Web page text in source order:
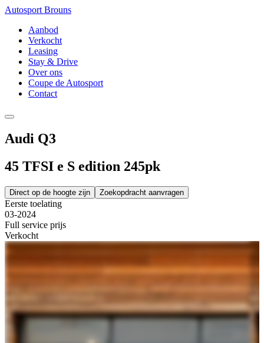
Autosport Brouns
Aanbod
Verkocht
Leasing
Stay & Drive
Over ons
Coupe de Autosport
Contact
Audi Q3
45 TFSI e S edition 245pk
Direct op de hoogte zijn Zoekopdracht aanvragen
Eerste toelating
03-2024
Full service prijs
Verkocht